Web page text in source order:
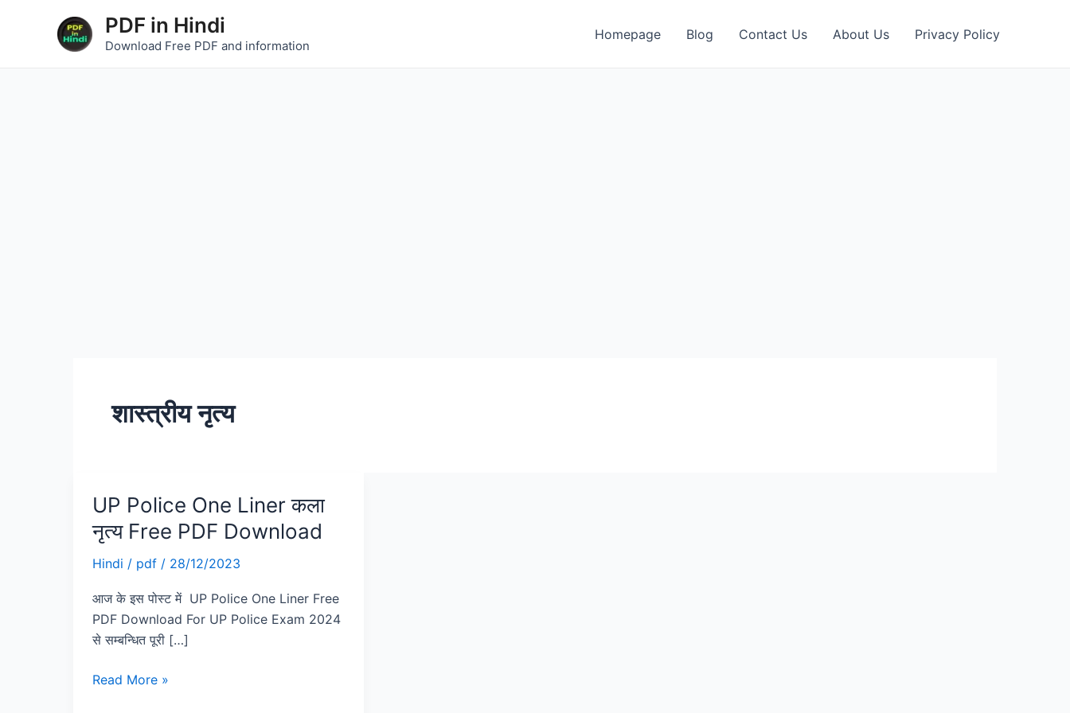
PDF in Hindi
Download Free PDF and information
Homepage Blog Contact Us About Us Privacy Policy
शास्त्रीय नृत्य
UP Police One Liner कला
नृत्य Free PDF Download
Hindi / pdf / 28/12/2023
आज के इस पोस्ट में UP Police One Liner Free
PDF Download For UP Police Exam 2024
से सम्बन्धित पूरी […]
UP
Police
One
Liner
नृत्य
Free
PDF
Read More »